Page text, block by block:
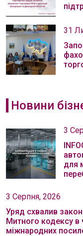
31
Новини
3
для
3 Серпня, 2026
Уряд схвалив
Митного кодексу в
міжнародних